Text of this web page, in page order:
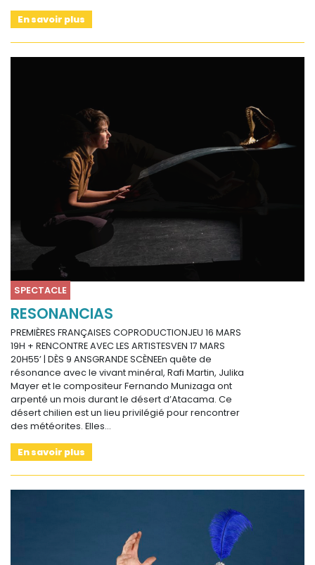
En savoir plus
SPECTACLE
RESONANCIAS
PREMIÈRES FRANÇAISES COPRODUCTIONJEU 16 MARS
19H + RENCONTRE AVEC LES ARTISTESVEN 17 MARS
20H55’ | DÈS 9 ANSGRANDE SCÈNEEn quête de
résonance avec le vivant minéral, Rafi Martin, Julika
Mayer et le compositeur Fernando Munizaga ont
arpenté un mois durant le désert d’Atacama. Ce
désert chilien est un lieu privilégié pour rencontrer
des météorites. Elles…
En savoir plus